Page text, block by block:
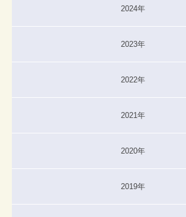
2024年
2023年
2022年
2021年
2020年
2019年